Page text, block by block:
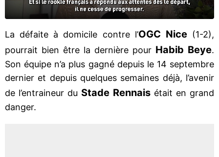
La défaite à domicile contre l’OGC Nice(1-2),
pourrait bien être la dernière pour Habib Beye.
Son équipe n’a plus gagné depuis le 14 septembre
dernier et depuis quelques semaines déjà, l’avenir
de l’entraineur du Stade Rennais était en grand
danger.